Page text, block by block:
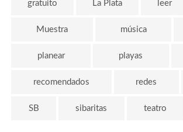
gratuito La Plata leer
Muestra música
planear playas
recomendados redes
SB sibaritas teatro